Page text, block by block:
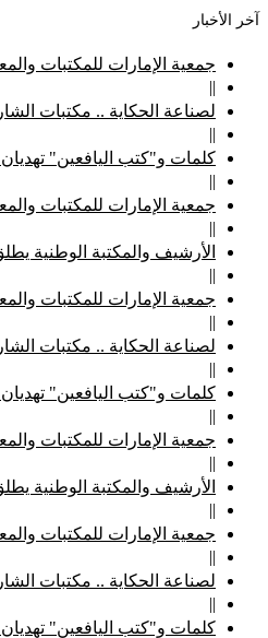
آخر الأخبار
جمعية الإمارات للمكتبات
||
لصناعة الحكاية .. مكتبات
||
كلمات و"كتب اليافعين" تهديان 350 كتاباً لأطفال "الإمارات الإنسانية"
||
جمعية الإمارات للمكتبات
||
الأرشيف والمكتبة الوطنية
||
جمعية الإمارات للمكتبات
||
لصناعة الحكاية .. مكتبات
||
كلمات و"كتب اليافعين" تهديان 350 كتاباً لأطفال "الإمارات الإنسانية"
||
جمعية الإمارات للمكتبات
||
الأرشيف والمكتبة الوطنية
||
جمعية الإمارات للمكتبات
||
لصناعة الحكاية .. مكتبات
||
كلمات و"كتب اليافعين" تهديان 350 كتاباً لأطفال "الإمارات الإنسانية"